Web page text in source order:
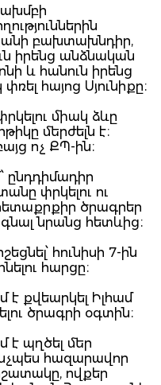
բախտախնդիր,
իրենց անձնական
և հանուն իրենց
հայոց Սյունիքը։
միակ ձևը
մերժելն է։
ոչ ՔՊ-ին։
ընդդիմադիր
փրկելու ու
հետաքրքիր ծրագրեր
նրանց հետևից։
հունիսի 7-ին
հարցը։
է քվեարկել Իլհամ
ծրագրի օգտին։
է պղծել մեր
հազարավոր
ովքեր